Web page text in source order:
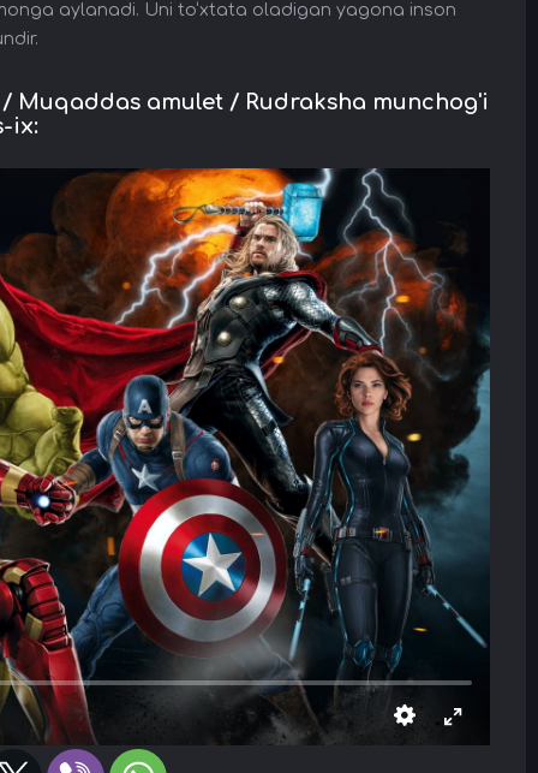
aylanadi. Uni to‘xtata oladigan yagona inson
amulet / Rudraksha munchog'i
ix: